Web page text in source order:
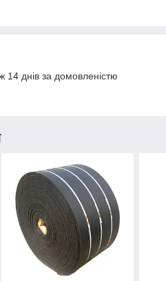
днів за домовленістю